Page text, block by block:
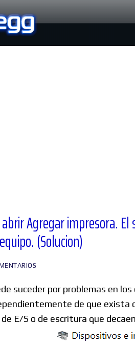
Agregar impresora.
(Solucion)
suceder por problemas en
de que exista
E/S o de escritura que